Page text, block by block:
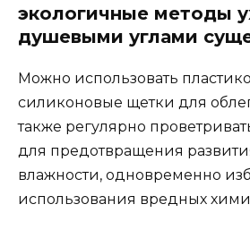
экологичные методы
душевыми углами
Можно использовать
силиконовые щетки для
также регулярно
для предотвращения
влажности, одновременно
использования вредных